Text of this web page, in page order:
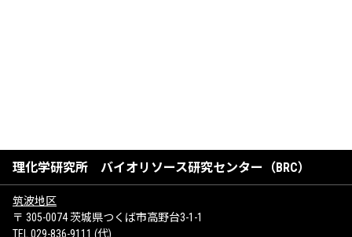
理化学研究所 バイオリソース研究センター（BRC）
筑波地区
〒 305-0074 茨城県つくば市高野台3-1-1
TEL 029-836-9111 (代)